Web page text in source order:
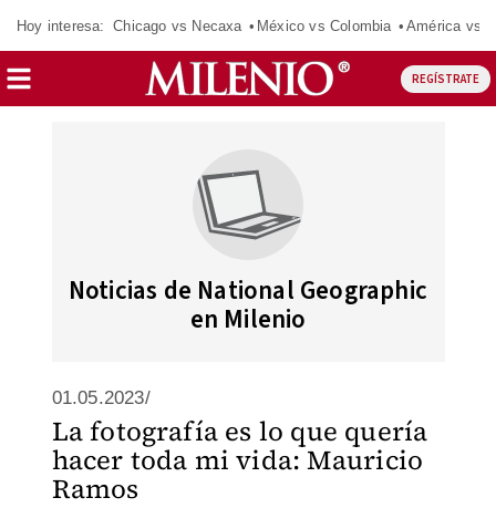
Hoy interesa: Chicago vs Necaxa México vs Colombia América vs
REGÍSTRATE
Noticias de National Geographic
en Milenio
01.05.2023/
La fotografía es lo que quería
hacer toda mi vida: Mauricio
Ramos